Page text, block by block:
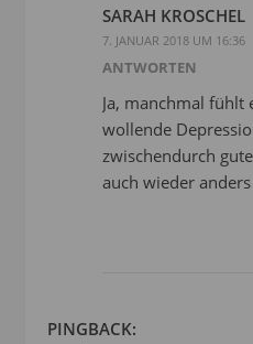
SARAH KROSCHEL
7. JANUAR 2018 UM 16:36
ANTWORTEN
Ja, manchmal fühlt
wollende
zwischendurch
auch wieder
PINGBACK: